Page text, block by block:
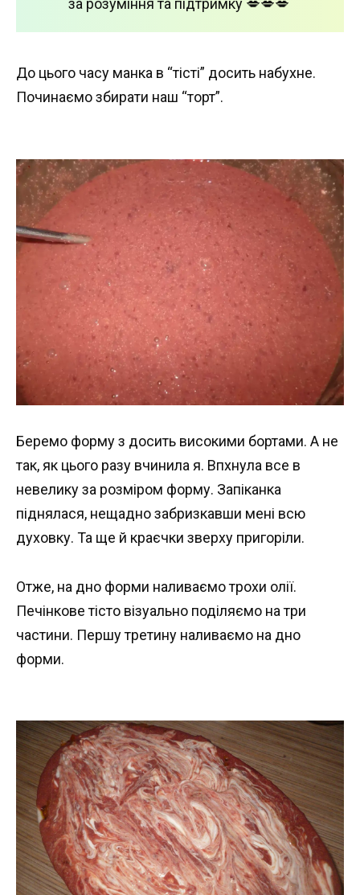
за розуміння та підтримку 💋💋💋
До цього часу манка в “тісті” досить набухне.
Починаємо збирати наш “торт”.
Беремо форму з досить високими бортами. А не
так, як цього разу вчинила я. Впхнула все в
невелику за розміром форму. Запіканка
піднялася, нещадно забризкавши мені всю
духовку. Та ще й краєчки зверху пригоріли.
Отже, на дно форми наливаємо трохи олії.
Печінкове тісто візуально поділяємо на три
частини. Першу третину наливаємо на дно
форми.